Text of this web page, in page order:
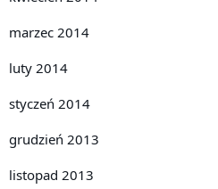
marzec 2014
luty 2014
styczeń 2014
grudzień 2013
listopad 2013